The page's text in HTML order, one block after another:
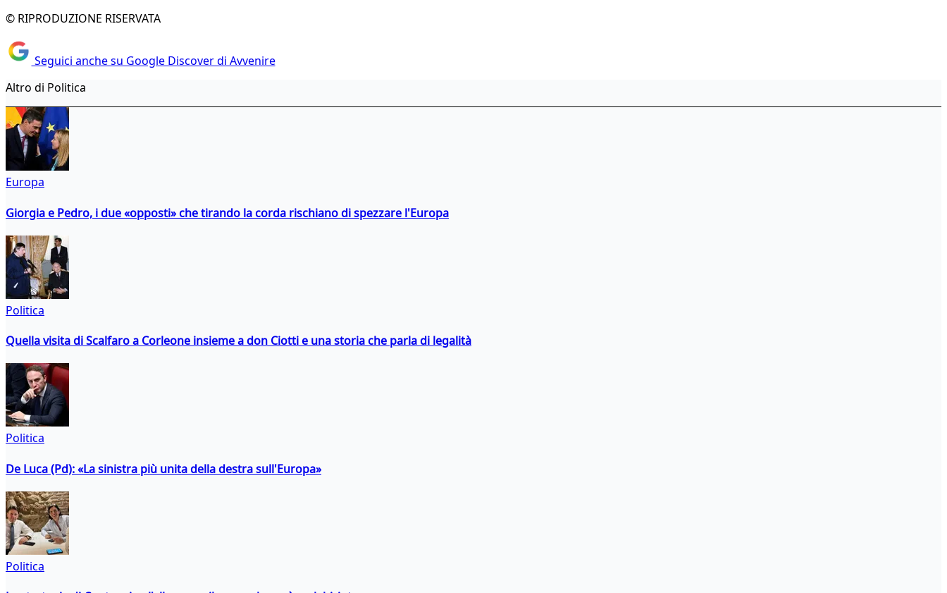
© RIPRODUZIONE RISERVATA
Seguici anche su Google Discover di Avvenire
Altro di Politica
Europa
Giorgia e Pedro, i due «opposti» che tirando la corda rischiano di spezzare l'Europa
Politica
Quella visita di Scalfaro a Corleone insieme a don Ciotti e una storia che parla di legalità
Politica
De Luca (Pd): «La sinistra più unita della destra sull'Europa»
Politica